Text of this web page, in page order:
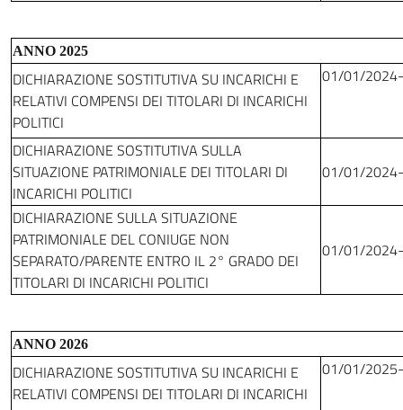
ANNO 2025
DICHIARAZIONE SOSTITUTIVA SU INCARICHI E
RELATIVI COMPENSI DEI TITOLARI DI INCARICHI
POLITICI
01/01/
DICHIARAZIONE SOSTITUTIVA SULLA
SITUAZIONE PATRIMONIALE DEI TITOLARI DI
INCARICHI POLITICI
01/01/
DICHIARAZIONE SULLA SITUAZIONE
PATRIMONIALE DEL CONIUGE NON
SEPARATO/PARENTE ENTRO IL 2° GRADO DEI
TITOLARI DI INCARICHI POLITICI
01/01/
ANNO 2026
DICHIARAZIONE SOSTITUTIVA SU INCARICHI E
RELATIVI COMPENSI DEI TITOLARI DI INCARICHI
01/01/